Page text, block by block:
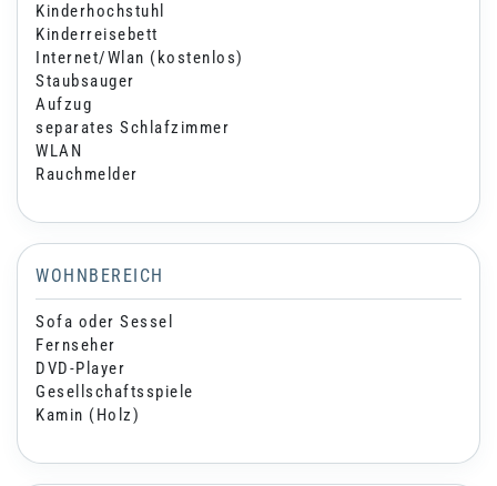
Kinderhochstuhl
Kinderreisebett
Internet/Wlan (kostenlos)
Staubsauger
Aufzug
separates Schlafzimmer
WLAN
Rauchmelder
WOHNBEREICH
Sofa oder Sessel
Fernseher
DVD-Player
Gesellschaftsspiele
Kamin (Holz)